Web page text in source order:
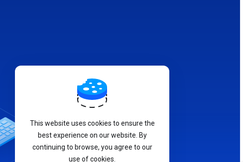
This website uses cookies to ensure the
best experience on our website. By
continuing to browse, you agree to our
use of cookies.